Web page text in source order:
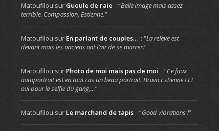
Matoufilou sur Gueule de raie : “Belle image mais assez
terrible. Compassion, Estienne.”
Matoufilou sur En parlant de couples… : “La relève est
devant mais les anciens ont l’air de se marrer.”
Matoufilou sur Photo de moi mais pas de moi : “Ce faux
autoportrait est en tout cas un beau portrait. Bravo Estienne ! Et
oui pour le selfie du gang,…”
Matoufilou sur Le marchand de tapis : “Good vibrations !”